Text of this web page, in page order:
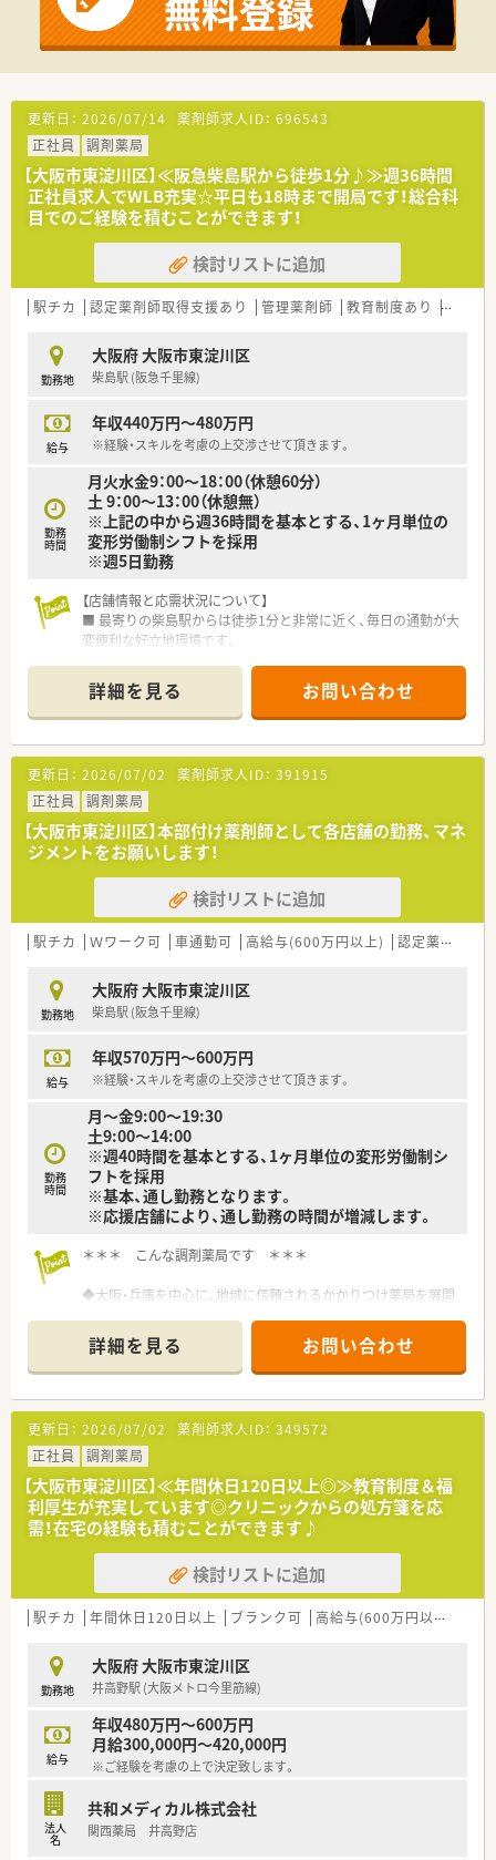
【法人特徴について】
■昭和61年の創業以来30年以上の実績を持ち地域医療への貢献
を大切にしている企業となります。
■大阪府内と兵庫県内に計6店舗を展開しておりその半数が総合
■専門的な知識の習得だけでなく患者様から信頼されるかかり
つけ薬局創りを目指しています。
【求人情報について】
■正社員としての採用でこれまでの経験や能力を考慮し年収
600万円までの提示が可能となります。
■変形労働制を採用しており週40時間の勤務を基本としてシフ
トで就業するスタイルとなります。
■週休2日制を導入しており夏季休暇や年末年始休暇もしっかり
と取得できる環境を整えています。
■平日は夜間対応を含めたシフト制となり土日祝の勤務も発生
するため柔軟な働き方が必要です。
■月単位の変形労働制により繁閑に応じた勤務調整が行われ残
■電子薬歴などの設備が整っており効率的に業務を進められる
環境で安心して勤務が可能となります。
【想定される業務内容】
■処方箋に基づいた調剤業務や監査業務を行い患者様への服薬
指導を丁寧に行うことが仕事です。
■総合科目の処方箋を扱うため幅広い薬剤知識を活かして疑義
照会などにも対応していただきます。
■薬歴管理や在庫管理などの付帯業務もチームで連携しながら
スムーズに行うことが求められます。
【職場環境と雰囲気】
■20代から40代のスタッフが中心となって活躍しており活気の
ある明るい職場環境となります。
■事務スタッフとも連携が取れており多職種で協力しながら患
■常に複数名体制で業務を行う時間帯が多く困ったことがあれ
ばすぐに相談できる安心感があります。
更新日： 2026/07/14 薬剤師求人ID： 696543
正社員
調剤薬局
【大阪市東淀川区】≪阪急柴島駅から徒歩1分♪≫週36時間
正社員求人でWLB充実☆平日も18時まで開局です！総合科
目でのご経験を積むことができます！
検討リストに追加
駅チカ 認定薬剤師取得支援あり 管理薬剤師 教育制度あり 大手チ
勤務地
大阪府 大阪市東淀川区
柴島駅 (阪急千里線)
給与
年収440万円～480万円
※経験・スキルを考慮の上交渉させて頂きます。
勤務
時間
月火水金9：00～18：00（休憩60分）
土 9：00～13：00（休憩無）
※上記の中から週36時間を基本とする、1ヶ月単位の
変形労働制シフトを採用
※週5日勤務
【店舗情報と応需状況について】
■ 最寄りの柴島駅からは徒歩1分と非常に近く、毎日の通勤が大
変便利な好立地環境です。
がらスキルアップできます。
■ 薬剤師は常勤3名とパート1名の複数名体制で、事務員も3名在
籍し協力し合っています。
【募集背景と求める人物像について】
■ 地域医療への貢献を目指し、患者様に寄り添った丁寧な対応
ができる方を歓迎しています。
■ 病院門前での調剤経験を活かしたい方や、幅広い科目を学び
たい方に最適な環境となります。
■ チームワークを大切にし、周囲と協調しながら業務に取り組
める方を求めております。
【法人特徴について】
■ 大阪府内と兵庫県内に店舗を展開し、地域に根差したかかり
■ 創業から30年以上の実績があり、多くの患者様や地域の皆様
から厚い信頼を得ています。
■ 総合病院の門前に店舗を構えることで、高度な医療サービス
【求人情報について】
ける環境が整っています。
■ 18時までの勤務が可能であり、仕事後のプライベートな時間
もしっかりと確保できます。
■ 木曜日と日祝日が固定の休みとなるため、生活のリズムを整
えやすい勤務シフトとなります。
■ 残業時間は月平均で管理されており、過度な長時間労働が発
■ 年間を通して安定した休日が確保されており、夏季休暇や年
末年始休暇も取得可能です。
■ 有給休暇の取得もしやすい環境であり、仕事と家庭の両立を
目指す方にも安心の職場です。
【想定される業務内容】
■ 主に処方箋に基づく調剤業務や監査業務を担当し、正確性と
迅速性が求められる仕事です。
■ 患者様への服薬指導を通じて、薬の適正使用をサポートし健
康管理に貢献していただきます。
■ 薬歴管理等の事務作業も行いますが、事務スタッフが在籍し
ているため業務分担が可能です。
【職場環境と雰囲気】
■ 20代から40代の幅広い年代の薬剤師が活躍しており、活気あ
ふれる明るい職場です。
■ 駅からすぐの立地にあるため、天候に左右されず快適に通勤
■ 休憩時間はしっかりと確保されており、オンとオフの切り替
えがしやすい環境となります。
詳細を見る お問い合わせ
更新日： 2026/07/02 薬剤師求人ID： 391915
正社員
調剤薬局
【大阪市東淀川区】本部付け薬剤師として各店舗の勤務、マネ
ジメントをお願いします！
検討リストに追加
駅チカ Ｗワーク可 車通勤可 高給与(600万円以上) 認定薬剤師取得支援あり
勤務地
大阪府 大阪市東淀川区
柴島駅 (阪急千里線)
給与
年収570万円～600万円
※経験・スキルを考慮の上交渉させて頂きます。
勤務
時間
月～金9:00～19:30
土9:00～14:00
※週40時間を基本とする、1ヶ月単位の変形労働制シ
フトを採用
※基本、通し勤務となります。
※応援店舗により、通し勤務の時間が増減します。
＊＊＊ こんな調剤薬局です ＊＊＊
◆大阪・兵庫を中心に、地域に信頼されるかかりつけ薬局を展開
◆経験豊富な薬剤師を揃え、大学病院・官公立病院など
大型総合病院からの処方箋を多く取り扱います。
詳細を見る お問い合わせ
更新日： 2026/07/02 薬剤師求人ID： 349572
正社員
調剤薬局
【大阪市東淀川区】≪年間休日120日以上◎≫教育制度＆福
利厚生が充実しています◎クリニックからの処方箋を応
需！在宅の経験も積むことができます♪
検討リストに追加
駅チカ 年間休日120日以上 ブランク可 高給与(600万円以上)
勤務地
大阪府 大阪市東淀川区
井高野駅 (大阪メトロ今里筋線)
給与
年収480万円～600万円
月給300,000円～420,000円
※ご経験を考慮の上で決定致します。
法人
名
共和メディカル株式会社
関西薬局 井高野店